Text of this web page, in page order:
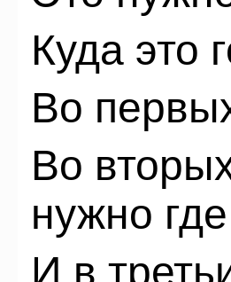
Куда это
Во
Во
нужно
И в